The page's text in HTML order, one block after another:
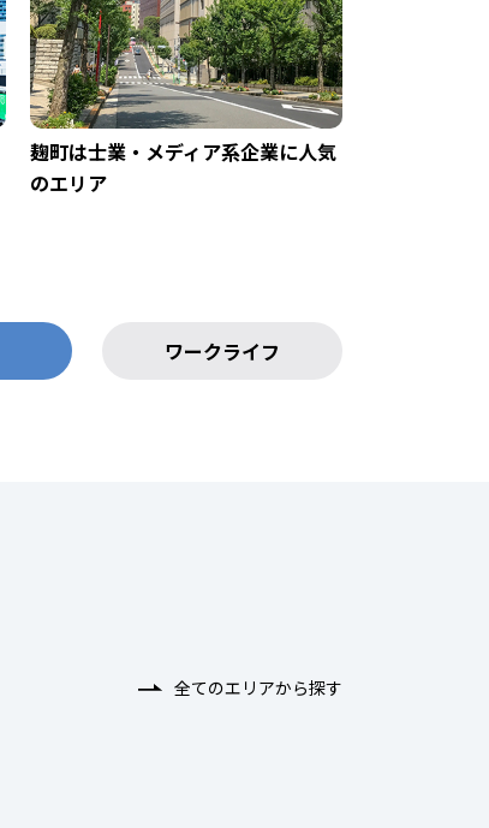
麹町は士業・メディア系企業に人気
のエリア
ワークライフ
全てのエリアから探す